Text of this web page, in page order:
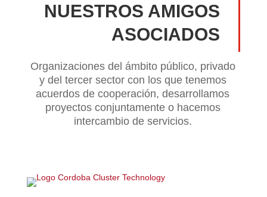
NUESTROS AMIGOS
ASOCIADOS
Organizaciones del ámbito público, privado
y del tercer sector con los que tenemos
acuerdos de cooperación, desarrollamos
proyectos conjuntamente o hacemos
intercambio de servicios.